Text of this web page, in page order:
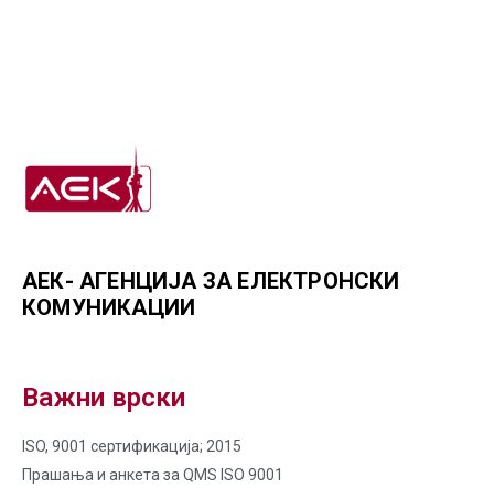
АЕК- АГЕНЦИЈА ЗА ЕЛЕКТРОНСКИ
КОМУНИКАЦИИ
Важни врски
ISO, 9001 сертификација; 2015
Прашања и анкета за QMS ISO 9001